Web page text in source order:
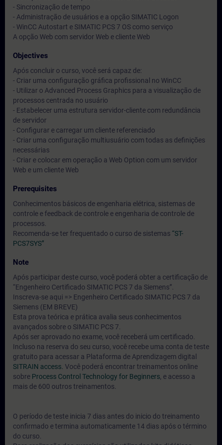
- Sincronização de tempo
- Administração de usuários e a opção SIMATIC Logon
- WinCC Autostart e SIMATIC PCS 7 OS como serviço
A opção Web com servidor Web e cliente Web
Objectives
Após concluir o curso, você será capaz de:
- Criar uma configuração gráfica profissional no WinCC
- Utilizar o Advanced Process Graphics para a visualização de
processos centrada no usuário
- Estabelecer uma estrutura servidor-cliente com redundância
de servidor
- Configurar e carregar um cliente referenciado
- Criar uma configuração multiusuário com todas as definições
necessárias
- Criar e colocar em operação a Web Option com um servidor
Web e um cliente Web
Prerequisites
Conhecimentos básicos de engenharia elétrica, sistemas de
controle e feedback de controle e engenharia de controle de
processos.
Recomenda-se ter frequentado o curso de sistemas “ST-
PCS7SYS”
Note
Após participar deste curso, você poderá obter a certificação de
“Engenheiro Certificado SIMATIC PCS 7 da Siemens”.
Inscreva-se aqui => Engenheiro Certificado SIMATIC PCS 7 da
Siemens (EM BREVE)
Esta prova teórica e prática avalia seus conhecimentos
avançados sobre o SIMATIC PCS 7.
Após ser aprovado no exame, você receberá um certificado.
Incluso na reserva do seu curso, você recebe uma conta de teste
gratuito para acessar a Plataforma de Aprendizagem digital
SITRAIN access. Você poderá encontrar treinamentos online
sobre Process Control Technology for Beginners, e acesso a
mais de 600 outros treinamentos.
O período de teste inicia 7 dias antes do inicio do treinamento
confirmado e termina automaticamente 14 dias após o término
do curso.